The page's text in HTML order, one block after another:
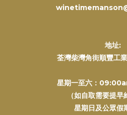
地址:
荃灣柴灣角街順豐工
星期一至六：
（如自取需要提早
星期日及公眾假